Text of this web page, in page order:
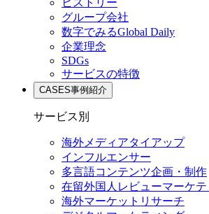
グループ会社
数字でみるGlobal Daily
企業理念
SDGs
サービスの特徴
CASES事例紹介
サービス別
海外メディアタイアップ
インフルエンサー
多言語コンテンツ企画・制作
在留外国⼈レビューマーケ
海外マーケットリサーチ